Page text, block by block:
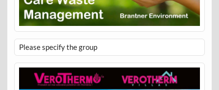
Please specify the group